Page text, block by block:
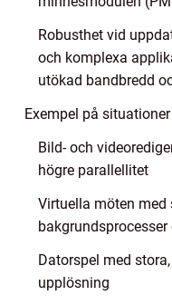
Robusthet vid
och komplexa
utökad bandbredd
Exempel på
Bild- och
högre parallellitet
Virtuella möten med
Datorspel med
upplösning